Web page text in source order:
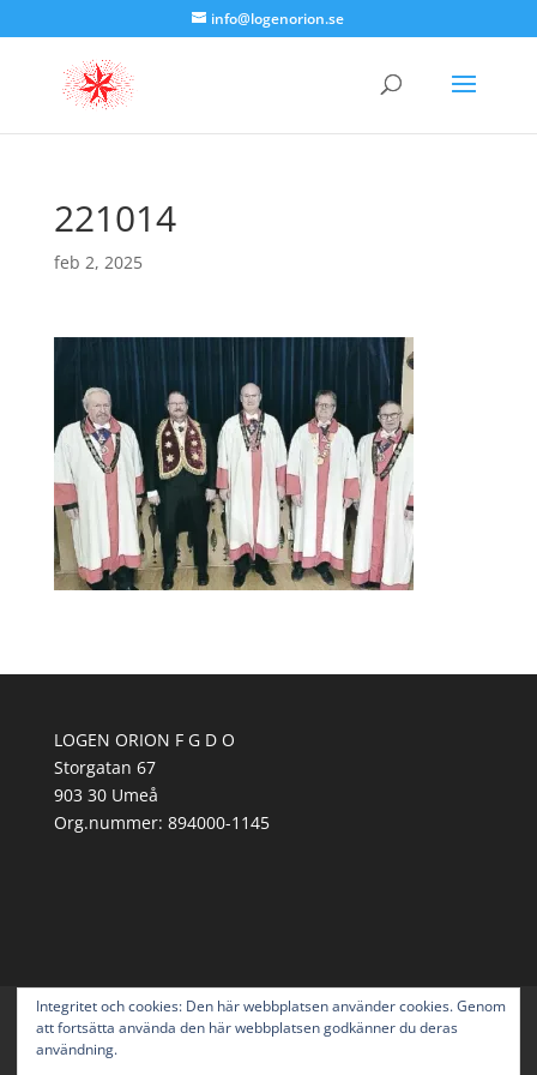
info@logenorion.se
221014
feb 2, 2025
LOGEN ORION F G D O
Storgatan 67
903 30 Umeå
Org.nummer: 894000-1145
Om Orion
Svenska Druid-Orden
Mötesordning
Integritet och cookies: Den här webbplatsen använder cookies. Genom
att fortsätta använda den här webbplatsen godkänner du deras
användning.